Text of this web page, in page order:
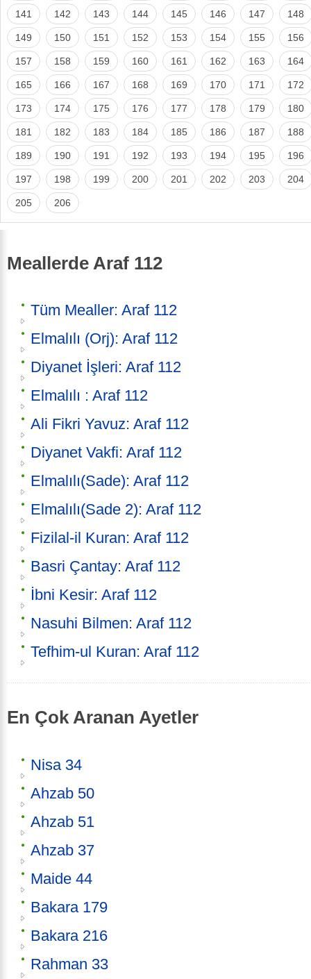
141 142 143 144 145 146 147 148
149 150 151 152 153 154 155 156
157 158 159 160 161 162 163 164
165 166 167 168 169 170 171 172
173 174 175 176 177 178 179 180
181 182 183 184 185 186 187 188
189 190 191 192 193 194 195 196
197 198 199 200 201 202 203 204
205 206
Meallerde Araf 112
Tüm Mealler: Araf 112
Elmalılı (Orj): Araf 112
Diyanet İşleri: Araf 112
Elmalılı : Araf 112
Ali Fikri Yavuz: Araf 112
Diyanet Vakfi: Araf 112
Elmalılı(Sade): Araf 112
Elmalılı(Sade 2): Araf 112
Fizilal-il Kuran: Araf 112
Basri Çantay: Araf 112
İbni Kesir: Araf 112
Nasuhi Bilmen: Araf 112
Tefhim-ul Kuran: Araf 112
En Çok Aranan Ayetler
Nisa 34
Ahzab 50
Ahzab 51
Ahzab 37
Maide 44
Bakara 179
Bakara 216
Rahman 33